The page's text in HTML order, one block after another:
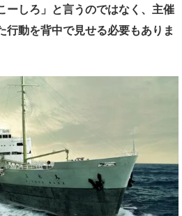
ーしろ」と言うのではなく、 主催
行動を背中で見せる必要もありま